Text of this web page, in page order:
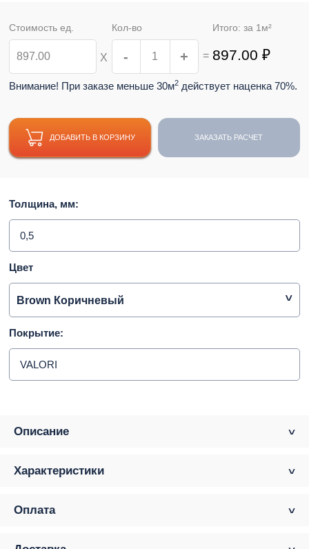
Стоимость ед.
Х
Кол-во
- + =
Итого: за 1 м²
897.00 ₽
Внимание! При заказе меньше 30м2 действует наценка 70%.
ДОБАВИТЬ В КОРЗИНУ ЗАКАЗАТЬ РАСЧЕТ
Толщина, мм:
0,5
Цвет
Brown Коричневый
Покрытие:
VALORI
Описание
Характеристики
Оплата